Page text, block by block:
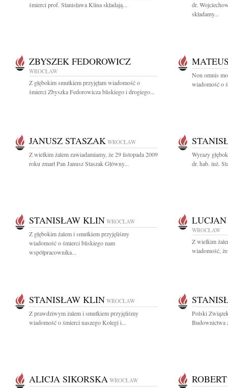
śmierci prof. Stanisława Klina składają...
dr.
składamy...
ZBYSZEK FEDOROWICZ
WROCŁAW
Z głębokim smutkiem przyjęłam wiadomość o
śmierci Zbyszka Fedorowicza bliskiego i drogiego...
Non omnis
wiadomość o
JANUSZ STASZAK WROCŁAW
Z wielkim żalem zawiadamiamy, że 29 listopada 2009
roku zmarł Pan Janusz Staszak Główny...
Wyrazy
dr. hab. inż.
STANISŁAW KLIN WROCŁAW
Z głębokim żalem i smutkiem przyjęliśmy
wiadomość o śmierci bliskiego nam
współpracownika...
WROCŁAW
Z wielkim
wiadomość,
STANISŁAW KLIN WROCŁAW
Z prawdziwym żalem i smutkiem przyjęliśmy
wiadomość o śmierci naszego Kolegi i...
Polski
Budownictwa
ALICJA SIKORSKA WROCŁAW